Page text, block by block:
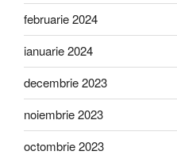
februarie 2024
ianuarie 2024
decembrie 2023
noiembrie 2023
octombrie 2023